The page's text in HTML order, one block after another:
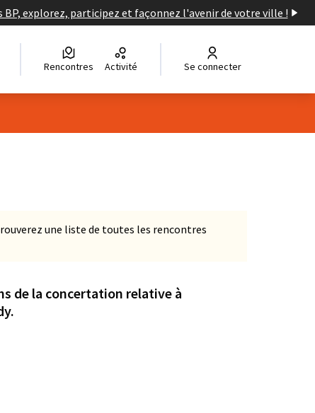
BP, explorez, participez et façonnez l'avenir de votre ville !
Rencontres Activité Se connecter
une liste de toutes les rencontres
de la concertation relative à